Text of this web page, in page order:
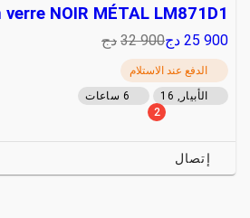
NOIR MÉTAL LM871D1...
25 900 دج32 900 دج
الدفع عند الاستلام
الأبيار, 16
6 ساعات
2
إتصال